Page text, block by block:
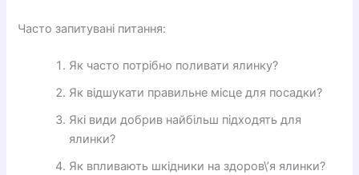
Часто запитувані питання:
Як часто потрібно поливати ялинку?
Як відшукати правильне місце для посадки?
Які види добрив найбільш підходять для
ялинки?
Як впливають шкідники на здоров\’я ялинки?